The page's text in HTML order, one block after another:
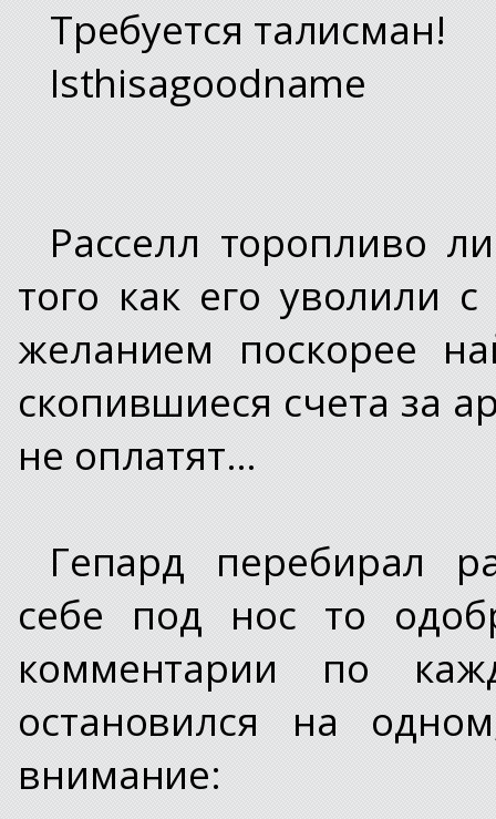
Требуется талисман!
Isthisagoodname
Расселл торопливо
того как его уволили
желанием поскорее
скопившиеся счета за
не оплатят…
Гепард перебирал
себе под нос то
комментарии по
остановился на
внимание: